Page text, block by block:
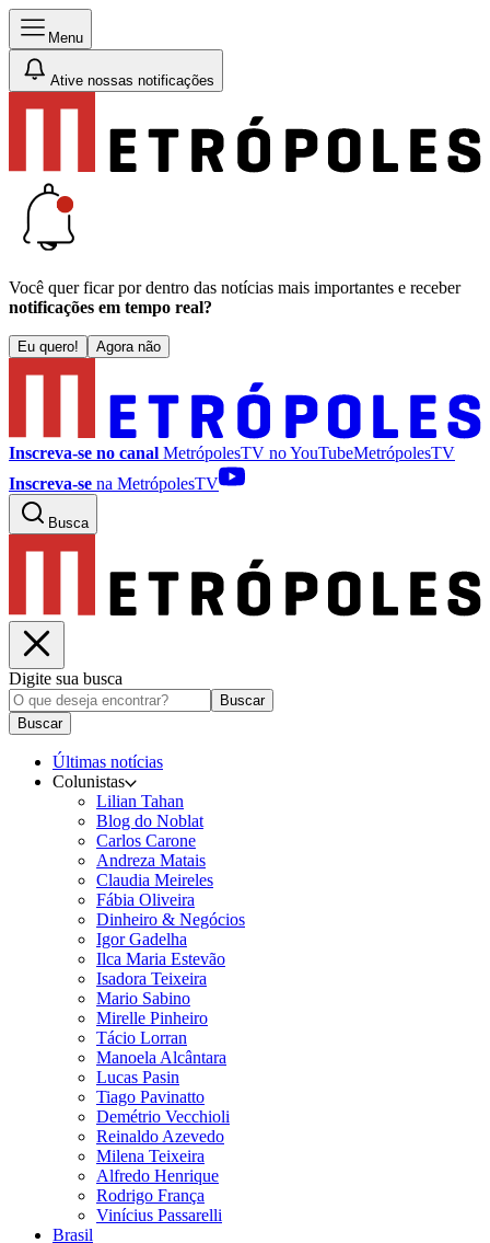
Menu
Ative nossas notificações
Você quer ficar por dentro das notícias mais importantes e receber
notificações em tempo real?
Eu quero! Agora não
Inscreva-se no canal MetrópolesTV noYouTubeMetrópolesTV
Inscreva-se na MetrópolesTV
Busca
Digite sua busca
Buscar
Buscar
Últimas notícias
Colunistas
Lilian Tahan
Blog do Noblat
Carlos Carone
Andreza Matais
Claudia Meireles
Fábia Oliveira
Dinheiro & Negócios
Igor Gadelha
Ilca Maria Estevão
Isadora Teixeira
Mario Sabino
Mirelle Pinheiro
Tácio Lorran
Manoela Alcântara
Lucas Pasin
Tiago Pavinatto
Demétrio Vecchioli
Reinaldo Azevedo
Milena Teixeira
Alfredo Henrique
Rodrigo França
Vinícius Passarelli
Brasil